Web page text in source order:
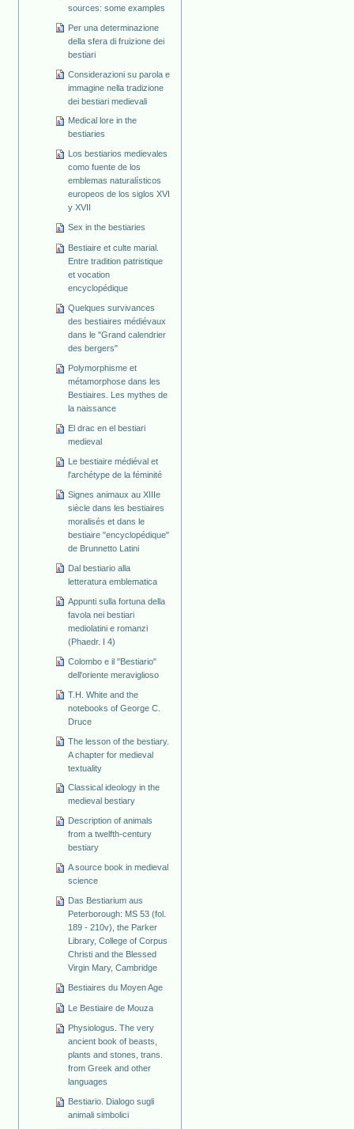
sources: some examples
Per una determinazione
della sfera di fruizione dei
bestiari
Considerazioni su parola e
immagine nella tradizione
dei bestiari medievali
Medical lore in the
bestiaries
Los bestiarios medievales
como fuente de los
emblemas naturalísticos
europeos de los siglos XVI
y XVII
Sex in the bestiaries
Bestiaire et culte marial.
Entre tradition patristique
et vocation
encyclopédique
Quelques survivances
des bestiaires médiévaux
dans le "Grand calendrier
des bergers"
Polymorphisme et
métamorphose dans les
Bestiaires. Les mythes de
la naissance
El drac en el bestiari
medieval
Le bestiaire médiéval et
l'archétype de la féminité
Signes animaux au XIIIe
siècle dans les bestiaires
moralisés et dans le
bestiaire "encyclopédique"
de Brunnetto Latini
Dal bestiario alla
letteratura emblematica
Appunti sulla fortuna della
favola nei bestiari
mediolatini e romanzi
(Phaedr. I 4)
Colombo e il "Bestiario"
dell'oriente meraviglioso
T.H. White and the
notebooks of George C.
Druce
The lesson of the bestiary.
A chapter for medieval
textuality
Classical ideology in the
medieval bestiary
Description of animals
from a twelfth-century
bestiary
A source book in medieval
science
Das Bestiarium aus
Peterborough: MS 53 (fol.
189 - 210v), the Parker
Library, College of Corpus
Christi and the Blessed
Virgin Mary, Cambridge
Bestiaires du Moyen Age
Le Bestiaire de Mouza
Physiologus. The very
ancient book of beasts,
plants and stones, trans.
from Greek and other
languages
Bestiario. Dialogo sugli
animali simbolici